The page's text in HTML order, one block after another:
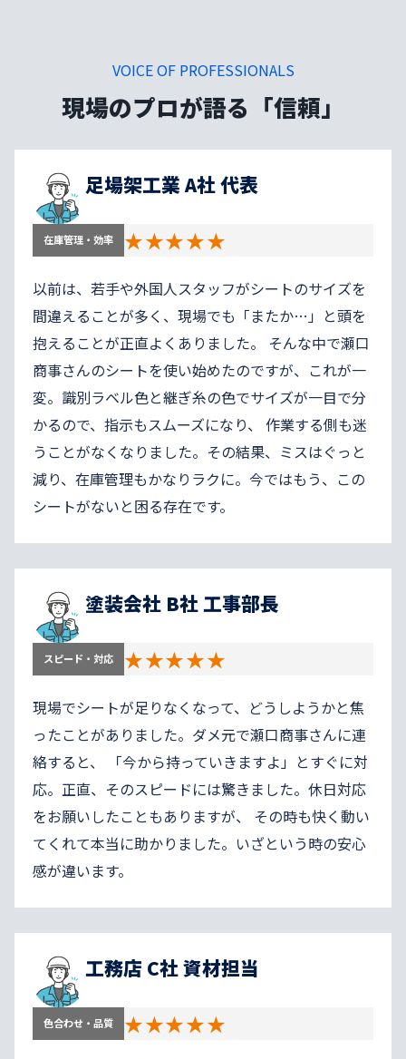
VOICE OF PROFESSIONALS
現場のプロが語る「信頼」
足場架工業 A社 代表
在庫管理・効率 ★★★★★
以前は、若手や外国人スタッフがシートのサイズを
間違えることが多く、現場でも「またか…」と頭を
抱えることが正直よくありました。 そんな中で瀬口
商事さんのシートを使い始めたのですが、これが一
変。識別ラベル色と継ぎ糸の色でサイズが一目で分
かるので、指示もスムーズになり、 作業する側も迷
うことがなくなりました。その結果、ミスはぐっと
減り、在庫管理もかなりラクに。今ではもう、この
シートがないと困る存在です。
塗装会社 B社 工事部長
スピード・対応 ★★★★★
現場でシートが足りなくなって、どうしようかと焦
ったことがありました。ダメ元で瀬口商事さんに連
絡すると、 「今から持っていきますよ」とすぐに対
応。正直、そのスピードには驚きました。休日対応
をお願いしたこともありますが、 その時も快く動い
てくれて本当に助かりました。いざという時の安心
感が違います。
工務店 C社 資材担当
色合わせ・品質 ★★★★★